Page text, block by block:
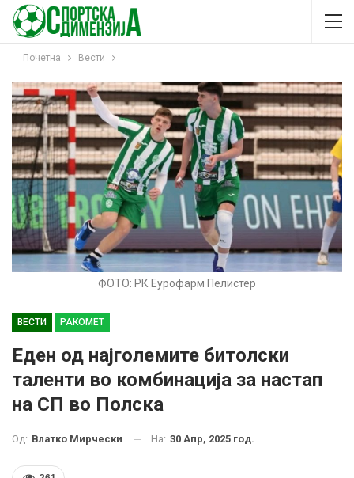
Почетна Вести
ФОТО: РК Еурофарм Пелистер
ВЕСТИ РАКОМЕТ
Еден од најголемите битолски
таленти во комбинација за настап
на СП во Полска
Од: Влатко Мирчески На: 30 Апр, 2025 год.